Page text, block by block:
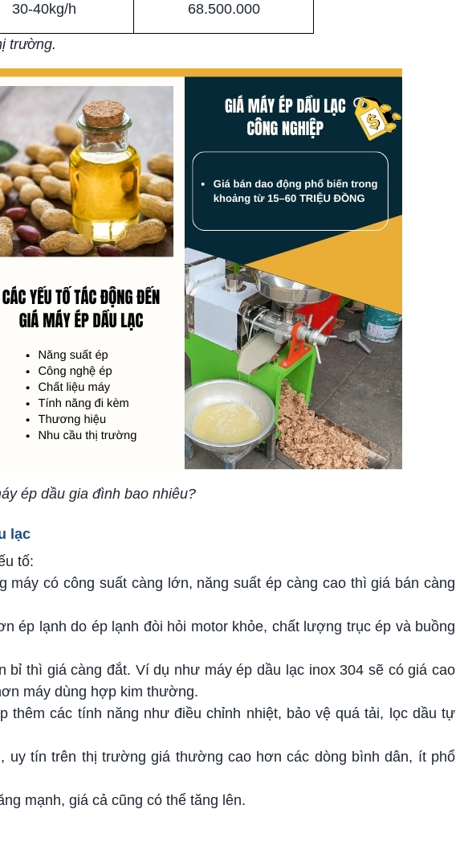
30-40kg/h 68.500.000
trường.
ép dầu gia đình bao nhiêu?
lạc
tố:
có công suất càng lớn, năng suất ép càng cao thì giá bán càng
ép lạnh do ép lạnh đòi hỏi motor khỏe, chất lượng trục ép và buồng
bỉ thì giá càng đắt. Ví dụ như máy ép dầu lạc inox 304 sẽ có giá cao
máy dùng hợp kim thường.
thêm các tính năng như điều chỉnh nhiệt, bảo vệ quá tải, lọc dầu tự
uy tín trên thị trường giá thường cao hơn các dòng bình dân, ít phổ
mạnh, giá cả cũng có thể tăng lên.